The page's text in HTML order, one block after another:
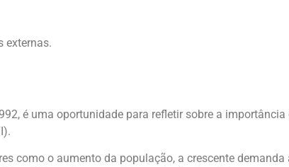
externas.
é uma oportunidade para refletir sobre a
como o aumento da população, a crescente